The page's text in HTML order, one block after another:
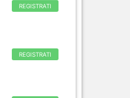
REGISTRATI
REGISTRATI